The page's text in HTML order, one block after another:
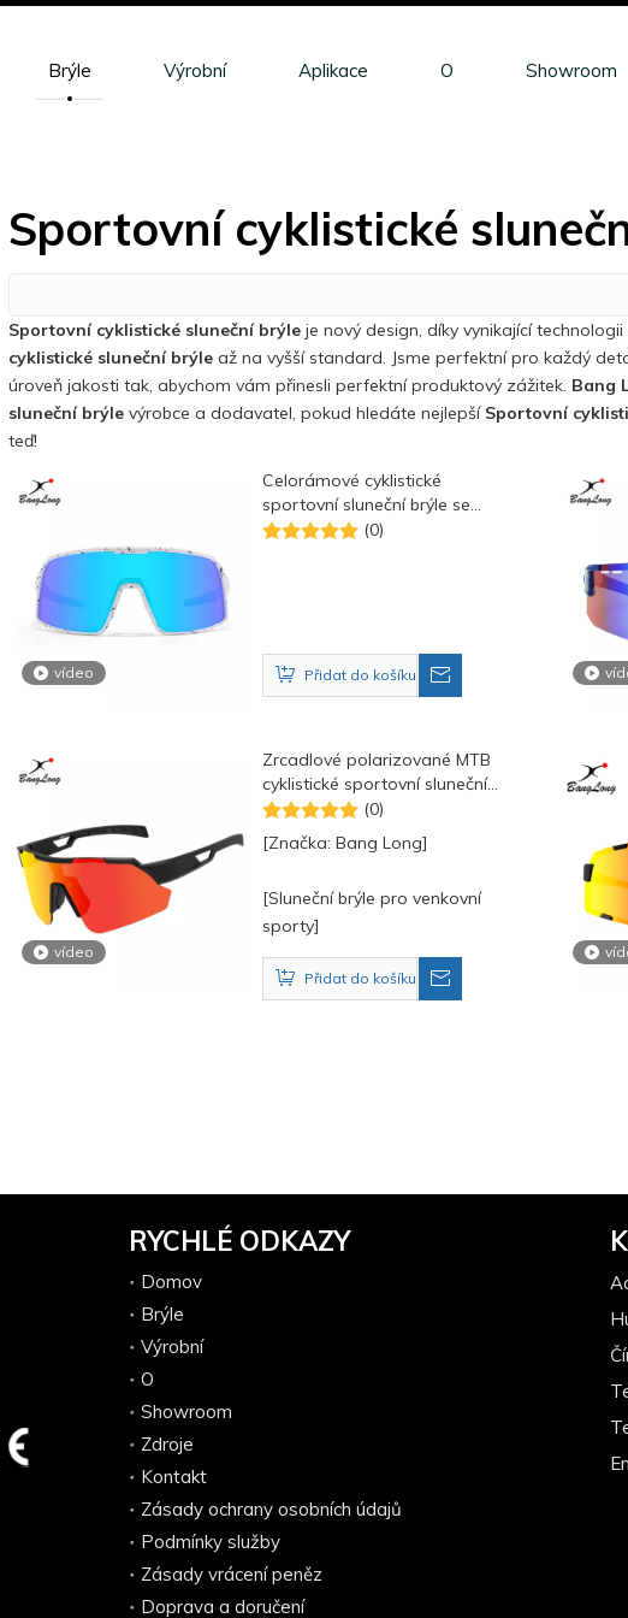
Brýle Výrobní Aplikace O Showroom
Sportovní cyklistické
Sportovní cyklistické sluneční brýle je nový design, díky vynikající
cyklistické sluneční brýle až na vyšší standard. Jsme perfektní pro každý
úroveň jakosti tak, abychom vám přinesli perfektní produktový zážitek. Bang
sluneční brýle výrobce a dodavatel, pokud hledáte nejlepší Sportovní
teď!
vídeo
Celorámové cyklistické
sportovní sluneční brýle se
zrcadlovou vrstvou
(0)
Přidat do košíku
vídeo
Zrcadlové polarizované MTB
cyklistické sportovní sluneční
brýle
(0)
[Značka: Bang Long]
[Sluneční brýle pro venkovní
sporty]
Přidat do košíku
RYCHLÉ ODKAZY
Domov
Brýle
Výrobní
O
Showroom
Zdroje
Kontakt
Zásady ochrany osobních údajů
Podmínky služby
Zásady vrácení peněz
Doprava a doručení